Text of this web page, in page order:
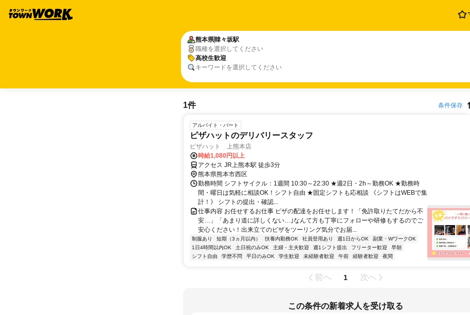
熊本県韓々坂駅
職種を選択してください
高校生歓迎
キーワードを選択してください
1件 条件保存
アルバイト・パート
ピザハットのデリバリースタッフ
ピザハット 上熊本店
時給1,080円以上
アクセス JR上熊本駅 徒歩3分
熊本県熊本市西区
勤務時間 シフトサイクル：1週間 10:30～22:30 ★週2日・2h～勤務OK ★勤務時
間・曜日は気軽に相談OK！シフト自由 ★固定シフトも応相談 《シフトはWEBで集
計！》 シフトの提出・確認...
仕事内容 お任せするお仕事 ピザの配達をお任せします！「免許取りたてだから不
安…」「あまり道に詳しくない…｣なんて方も丁寧にフォローや研修もするのでご
安心ください！出来立てのピザをツーリング気分でお届...
制服あり 短期（3ヵ月以内） 扶養内勤務OK 社員登用あり 週1日からOK
副業・WワークOK
1日4時間以内OK
土日祝のみOK 主婦・主夫歓迎 週1シフト提出 フリーター歓迎
早朝
シフト自由
学歴不問 平日のみOK 学生歓迎 未経験者歓迎 午前 経験者歓迎 夜間
前へ 1 次へ
この条件の新着求人を受け取る